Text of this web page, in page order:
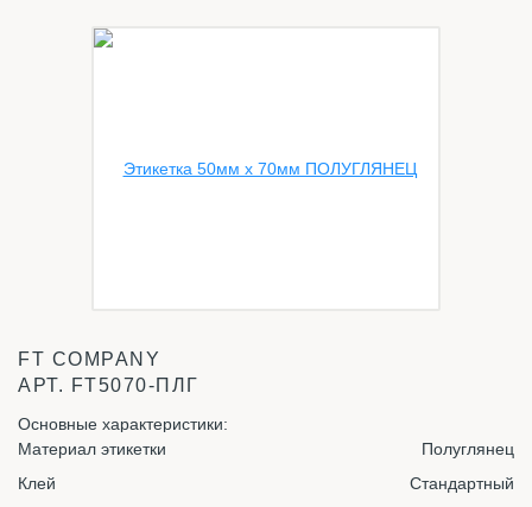
FT COMPANY
АРТ. FT5070-ПЛГ
Основные характеристики:
Материал этикетки
Полуглянец
Клей
Стандартный